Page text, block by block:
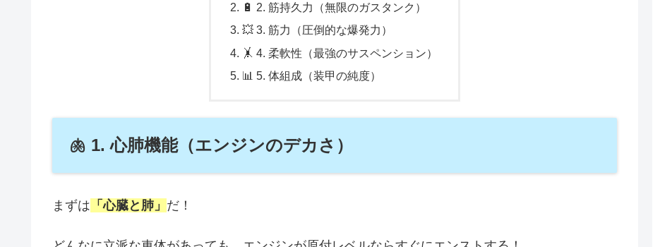
🔋 2. 筋持久力（無限のガスタンク）
💥 3. 筋力（圧倒的な爆発力）
🤸 4. 柔軟性（最強のサスペンション）
📊 5. 体組成（装甲の純度）
🫁 1. 心肺機能（エンジンのデカさ）
まずは 「心臓と肺」 だ！